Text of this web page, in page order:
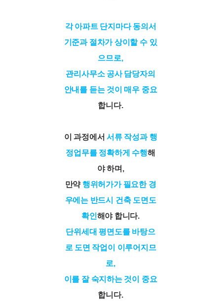
각 아파트 단지마다 동의서
기준과 절차가 상이할 수 있
으므로,
관리사무소 공사 담당자의
안내를 듣는 것이 매우 중요
합니다.
이 과정에서서류 작성과 행
정업무를 정확하게 수행해
야 하며,
만약 행위허가가 필요한 경
우에는 반드시 건축 도면도
확인해야 합니다.
단위세대 평면도를 바탕으
로 도면 작업이 이루어지므
로,
이를 잘 숙지하는 것이 중요
합니다.